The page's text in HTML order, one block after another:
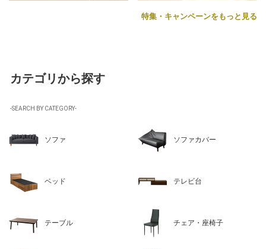
特集・キャンペーンをもっと見る
カテゴリから探す
-SEARCH BY CATEGORY-
ソファ ソファカバー
ベッド テレビ台
テーブル チェア・座椅子